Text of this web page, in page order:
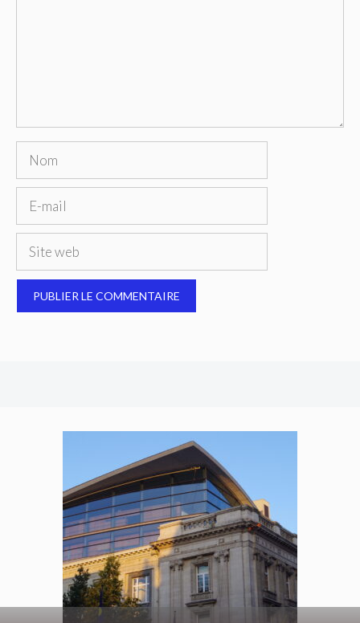
Nom
Site